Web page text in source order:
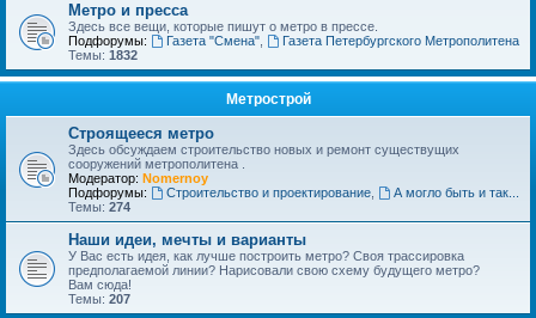
Метро и пресса
Здесь все вещи, которые пишут о метро в прессе.
Подфорумы:
Газета "Смена",
Газета Петербургского Метрополитена
Темы: 1832
Метрострой
Строящееся метро
Здесь обсуждаем строительство новых и ремонт существущих
сооружений метрополитена .
Модератор: Nomernoy
Подфорумы:
Строительство и проектирование,
А могло быть и так...
Темы: 274
Наши идеи, мечты и варианты
У Вас есть идея, как лучше построить метро? Своя трассировка
предполагаемой линии? Нарисовали свою схему будущего метро?
Вам сюда!
Темы: 207